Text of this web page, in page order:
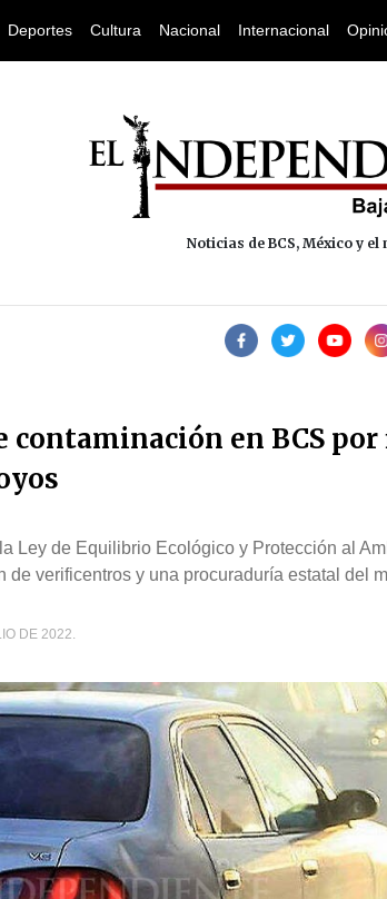
Deportes Cultura Nacional Internacional
Noticias de BCS, México y el
contaminación en BCS
Ley de Equilibrio Ecológico y Protección al
de verificentros y una procuraduría estatal del
DE 2022.